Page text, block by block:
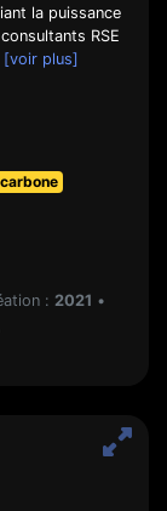
la puissance
RSE
[voir plus]
: 2021 •